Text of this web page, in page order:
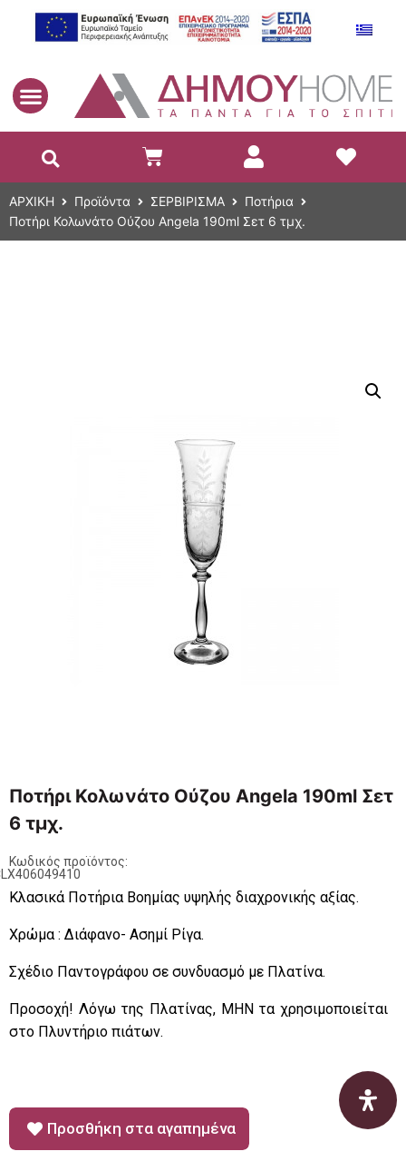
ΑΡΧΙΚΗ Προϊόντα ΣΕΡΒΙΡΙΣΜΑ
Ποτήρια
Ποτήρι Κολωνάτο Ούζου Angela 190ml Σετ 6 τμχ.
Ποτήρι Κολωνάτο Ούζου Angela 190ml Σετ
6 τμχ.
Κωδικός προϊόντος:
Κλασικά Ποτήρια Βοημίας υψηλής διαχρονικής αξίας.
Χρώμα : Διάφανο- Ασημί Ρίγα.
Σχέδιο Παντογράφου σε συνδυασμό με Πλατίνα.
Προσοχή! Λόγω της Πλατίνας, ΜΗΝ τα χρησιμοποιείται
στο Πλυντήριο πιάτων.
Προσθήκη στα αγαπημένα